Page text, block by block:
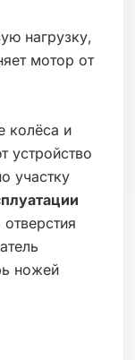
нагрузку,
мотор от
колёса и
устройство
участку
ножей